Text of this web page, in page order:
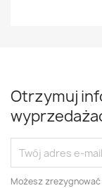
Otrzymuj
Możesz